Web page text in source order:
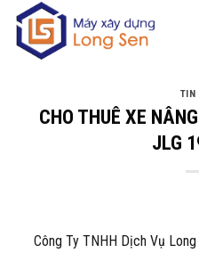
qua
TIN
CHO THUÊ XE
JLG
Công Ty TNHH Dịch Vụ